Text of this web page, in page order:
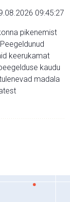
09:45:27
pikenemist
keerukamat
kaudu
madala